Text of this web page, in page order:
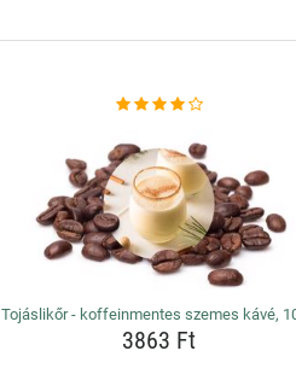
Tojáslikőr - koffeinmentes szemes kávé,
3863 Ft